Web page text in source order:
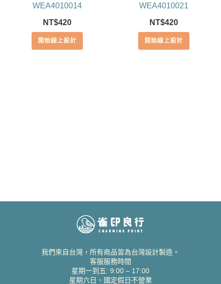
WEA4010014
NT$420
開始線上設計
WEA4010021
NT$420
開始線上設計
我們來自台灣，所有商品皆為台灣設計製造。
客服服務時間
星期一到五: 9:00 – 17:00
星期六日、國定假日不營業